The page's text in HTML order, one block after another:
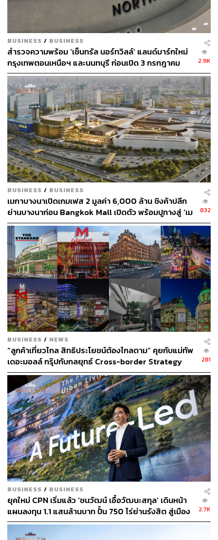
BUSINESS / BUSINESS
สำรวจความพร้อม ‘เซ็นทรัล นอร์ทวิลล์’ แลนด์มาร์กใหม่
กรุงเทพตอนเหนือฯ และนนทบุรี ก่อนเปิด 3 กรกฎาคม
2569 นี้
2.9K
BUSINESS / BUSINESS
เมกาบางนาเปิดเกมเฟส 2 มูลค่า 6,000 ล้าน ชิงค้าปลีก
ย่านบางนาก่อน Bangkok Mall เปิดตัว พร้อมปูทางสู่ ‘เม
กาซิตี้’ 70,000 ล้าน
832
BUSINESS / NEWS
“ลูกค้าเที่ยวไกล สิทธิประโยชน์ต้องไกลตาม” คุยกับแม่ทัพ
เดอะมอลล์ กรุ๊ปกับกลยุทธ์ Cross-border Strategy
[ADVERTORIAL]
281
BUSINESS / BUSINESS
ยุคใหม่ CPN เริ่มแล้ว ‘ชนวัฒน์ เอื้อวัฒนะสกุล’ เดินหน้า
แผนลงทุน 1.1 แสนล้านบาท ปั้น 750 ไร่ย่านรังสิต สู่เมือง
แห่งอนาคต
2.7K